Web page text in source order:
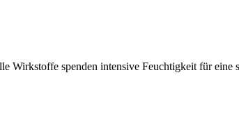
spenden intensive Feuchtigkeit für